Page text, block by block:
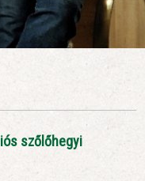
szőlőhegyi